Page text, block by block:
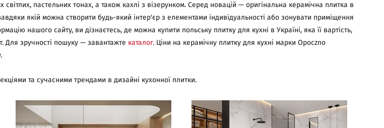
пастельних тонах, а також кахлі з візерунком. Серед новацій — оригінальна керамічна плитка в
якій можна створити будь-який інтер'єр з елементами індивідуальності або зонувати приміщення
нашого сайту, ви дізнаєтесь, де можна купити польську плитку для кухні в Україні, яка її вартість,
Для зручності пошуку — завантажте каталог. Ціни на керамічну плитку для кухні марки Opoczno
та сучасними трендами в дизайні кухонної плитки.